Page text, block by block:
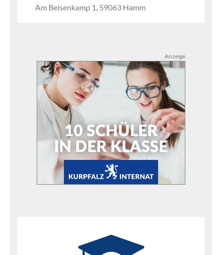
Am Beisenkamp 1, 59063 Hamm
Anzeige